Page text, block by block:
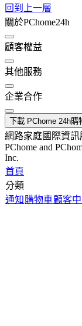
回到上一層
關於PChome24h
顧客權益
其他服務
企業合作
下載 PChome 24h購
網路家庭國際資
PChome and
Inc.
首頁
分類
通知 購物車顧客